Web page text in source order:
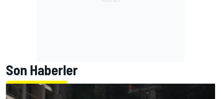
Son Haberler